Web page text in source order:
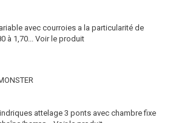
avec courroies a la particularité de
à 1,70...
Voir le produit
attelage 3 ponts avec chambre fixe